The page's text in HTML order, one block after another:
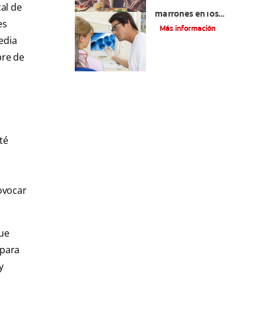
de
de
marrones en los
dientes
Más información